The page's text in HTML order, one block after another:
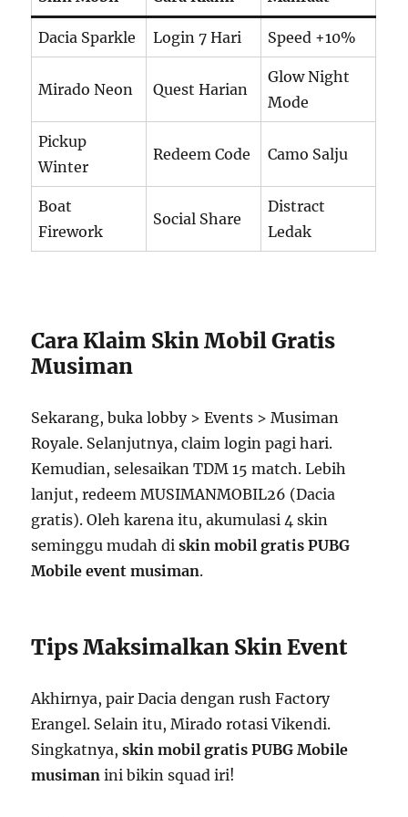
Dacia Sparkle Login 7 Hari Speed +10%
Mirado Neon Quest Harian
Glow Night
Mode
Pickup
Winter
Redeem Code Camo Salju
Boat
Firework
Social Share
Distract
Ledak
Cara Klaim Skin Mobil Gratis
Musiman
Sekarang, buka lobby > Events > Musiman
Royale. Selanjutnya, claim login pagi hari.
Kemudian, selesaikan TDM 15 match. Lebih
lanjut, redeem MUSIMANMOBIL26 (Dacia
gratis). Oleh karena itu, akumulasi 4 skin
seminggu mudah diskin mobil gratis PUBG
Mobile event musiman.
Tips Maksimalkan Skin Event
Akhirnya, pair Dacia dengan rush Factory
Erangel. Selain itu, Mirado rotasi Vikendi.
Singkatnya,skin mobil gratis PUBG Mobile
musiman ini bikin squad iri!